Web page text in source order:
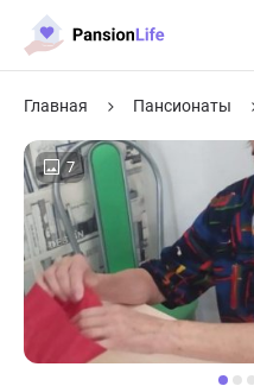
Главная Пансионаты
7